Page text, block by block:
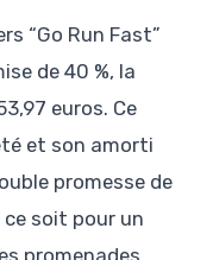
“Go Run Fast”
de 40 %, la
euros. Ce
et son amorti
promesse de
soit pour un